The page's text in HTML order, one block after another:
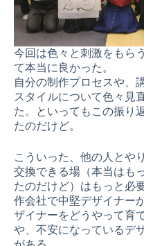
今回は色々と刺激をもら
て本当に良かった。
自分の制作プロセスや、
スタイルについて色々見
た。といってもこの振り
たのだけど。
こういった、他の人とや
交換できる場（本当はも
たのだけど）はもっと必
作会社で中堅デザイナー
ザイナーをどうやって育
や、不安になっているデ